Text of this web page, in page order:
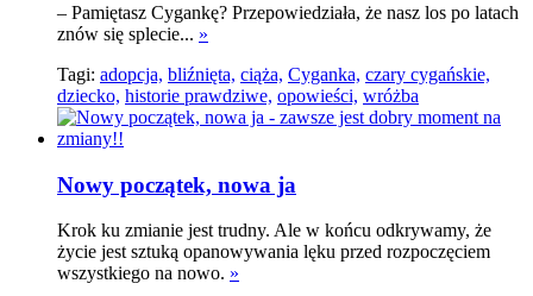
– Pamiętasz Cygankę? Przepowiedziała, że nasz los po latach
znów się splecie... »
Tagi: adopcja, bliźnięta, ciąża, Cyganka, czary cygańskie,
dziecko, historie prawdziwe, opowieści, wróżba
Nowy początek, nowa ja
Krok ku zmianie jest trudny. Ale w końcu odkrywamy, że
życie jest sztuką opanowywania lęku przed rozpoczęciem
wszystkiego na nowo. »